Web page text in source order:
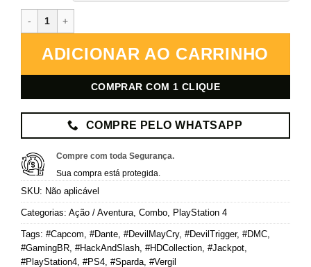
ADICIONAR AO CARRINHO
COMPRAR COM 1 CLIQUE
COMPRE PELO WHATSAPP
Compre com toda Segurança.
Sua compra está protegida.
SKU: Não aplicável
Categorias: Ação / Aventura Combo PlayStation 4
Tags: #Capcom #Dante #DevilMayCry, #DevilTrigger, #DMC
#GamingBR #HackAndSlash #HDCollection #Jackpot
#PlayStation4 #PS4 #Sparda #Vergil